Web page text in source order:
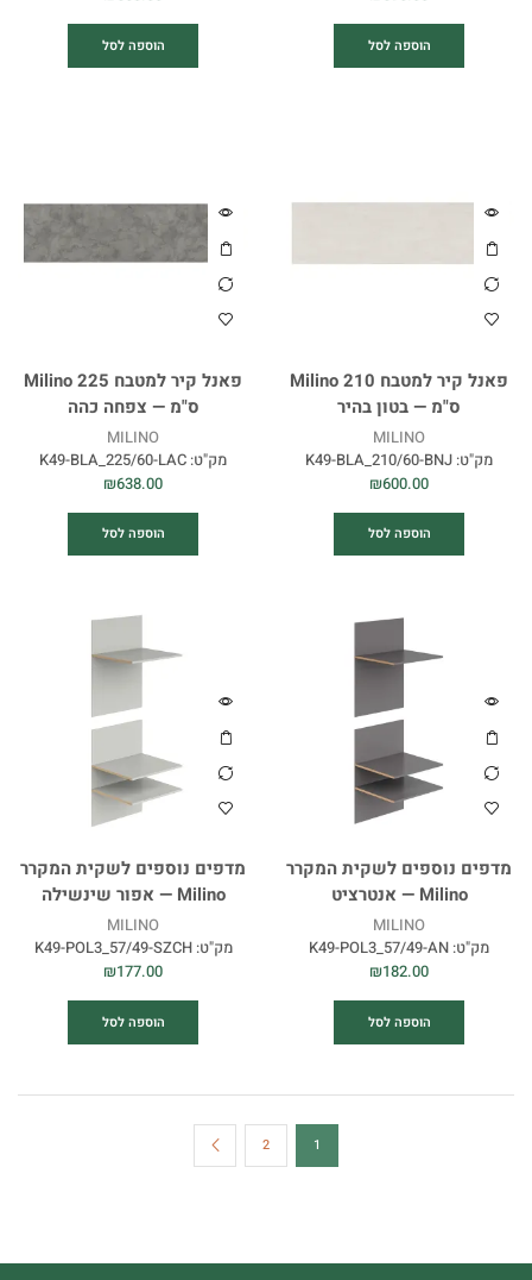
הוספה לסל הוספה לסל
פאנל קיר למטבח Milino 210
ס"מ — בטון בהיר
MILINO
מק"ט: K49-BLA_210/60-BNJ
₪600.00
הוספה לסל
פאנל קיר למטבח Milino 225
ס"מ — צפחה כהה
MILINO
מק"ט: K49-BLA_225/60-LAC
₪638.00
הוספה לסל
מדפים נוספים לשקית המקרר
Milino — אנטרציט
MILINO
מק"ט: K49-POL3_57/49-AN
₪182.00
הוספה לסל
מדפים נוספים לשקית המקרר
Milino — אפור שינשילה
MILINO
מק"ט:K49-POL3_57/49-SZCH
₪177.00
הוספה לסל
1
2